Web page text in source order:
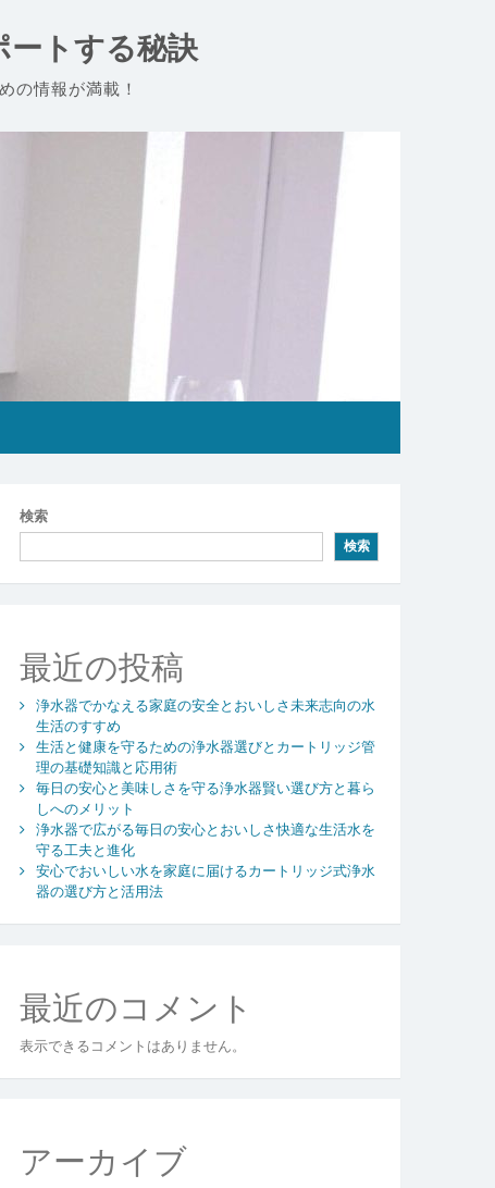
ートする秘訣
の情報が満載！
検索
検索
最近の投稿
浄水器でかなえる家庭の安全とおいしさ未来志向の水
生活のすすめ
生活と健康を守るための浄水器選びとカートリッジ管
理の基礎知識と応用術
毎日の安心と美味しさを守る浄水器賢い選び方と暮ら
しへのメリット
浄水器で広がる毎日の安心とおいしさ快適な生活水を
守る工夫と進化
安心でおいしい水を家庭に届けるカートリッジ式浄水
器の選び方と活用法
最近のコメント
表示できるコメントはありません。
アーカイブ